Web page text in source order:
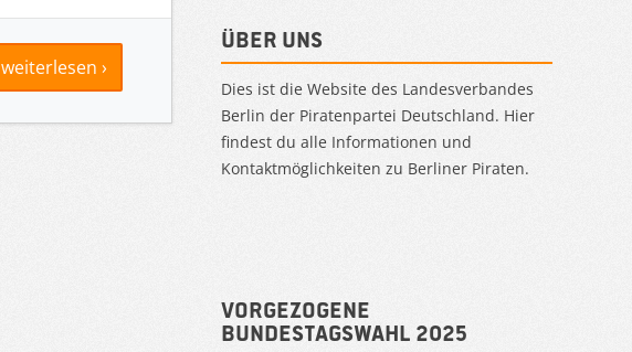
weiterlesen ›
Über uns
Dies ist die Website des Landesverbandes
Berlin der Piratenpartei Deutschland. Hier
findest du alle Informationen und
Kontaktmöglichkeiten zu Berliner Piraten.
Vorgezogene
Bundestagswahl 2025